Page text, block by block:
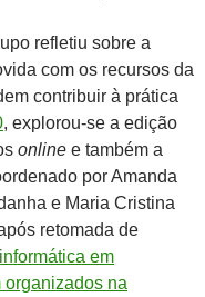
refletiu sobre a
com os recursos da
contribuir à prática
, explorou-se a edição
online e também a
por Amanda
e Maria Cristina
retomada de
em
na